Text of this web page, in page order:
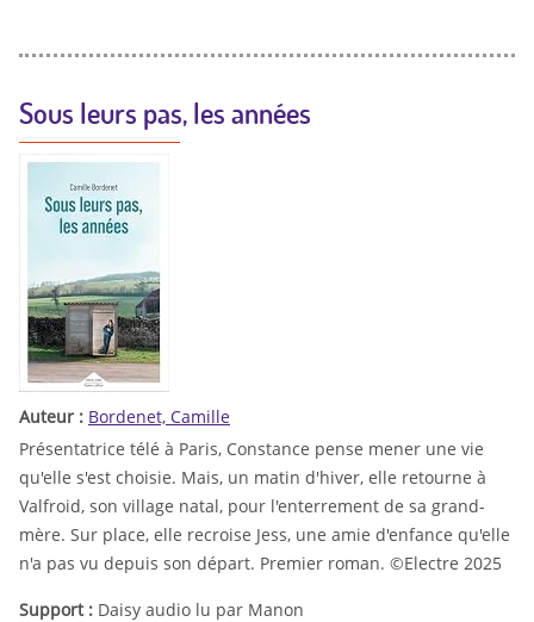
Sous leurs pas, les années
Auteur : Bordenet, Camille
Présentatrice télé à Paris, Constance pense mener une vie
qu'elle s'est choisie. Mais, un matin d'hiver, elle retourne à
Valfroid, son village natal, pour l'enterrement de sa grand-
mère. Sur place, elle recroise Jess, une amie d'enfance qu'elle
n'a pas vu depuis son départ. Premier roman. ©Electre 2025
Support : Daisy audio lu par Manon